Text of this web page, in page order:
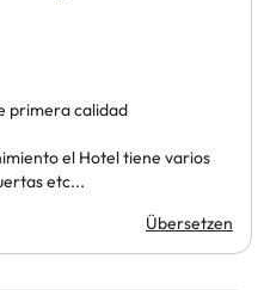
primera calidad
el Hotel tiene varios
etc...
Übersetzen